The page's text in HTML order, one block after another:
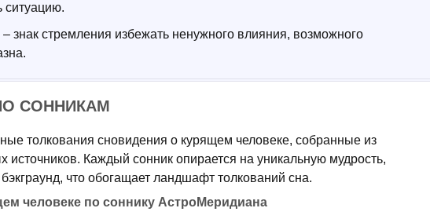
ситуацию.
– знак стремления избежать ненужного влияния, возможного
СОННИКАМ
толкования сновидения о курящем человеке, собранные из
источников. Каждый сонник опирается на уникальную мудрость,
что обогащает ландшафт толкований сна.
человеке по соннику АстроМеридиана